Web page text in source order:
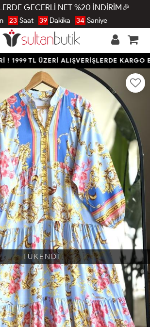
GECERLİ NET %20 İNDİRİM🎉
23 Saat 39 Dakika 33 Saniye
1999 TL ÜZERİ ALIŞVERİŞLERDE KARGO
TÜKENDİ